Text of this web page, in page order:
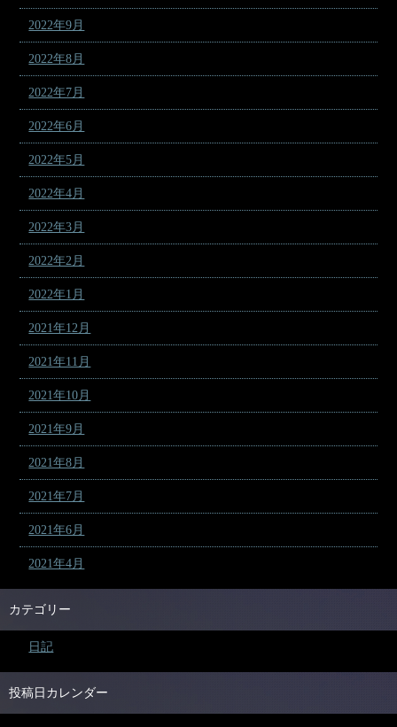
2022年9月
2022年8月
2022年7月
2022年6月
2022年5月
2022年4月
2022年3月
2022年2月
2022年1月
2021年12月
2021年11月
2021年10月
2021年9月
2021年8月
2021年7月
2021年6月
2021年4月
カテゴリー
日記
投稿日カレンダー